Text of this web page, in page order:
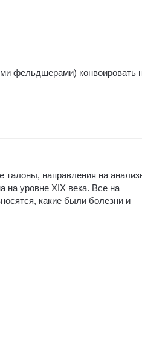
фельдшерами) конвоировать
талоны, направления на
на уровне XIX века. Все на
какие были болезни и